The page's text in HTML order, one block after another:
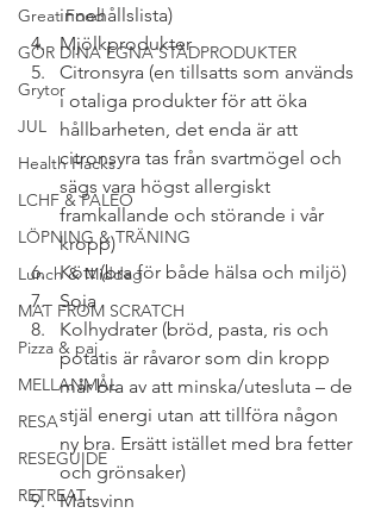
Great Food
GÖR DINA EGNA STÄDPRODUKTER
Grytor
JUL
Health Hacks
LCHF & PALEO
LÖPNING & TRÄNING
Lunch & Middag
MAT FROM SCRATCH
Pizza & paj
MELLANMÅL
RESA
RESEGUIDE
RETREAT
innehållslista)
Mjölkprodukter
Citronsyra (en tillsatts som används
i otaliga produkter för att öka
hållbarheten, det enda är att
citronsyra tas från svartmögel och
sägs vara högst allergiskt
framkallande och störande i vår
kropp)
Kött (bra för både hälsa och miljö)
Soja
Kolhydrater (bröd, pasta, ris och
potatis är råvaror som din kropp
mår bra av att minska/utesluta – de
stjäl energi utan att tillföra någon
ny bra. Ersätt istället med bra fetter
och grönsaker)
Matsvinn